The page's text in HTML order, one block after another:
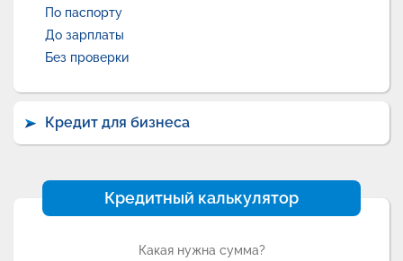
По паспорту
До зарплаты
Без проверки
Кредит для бизнеса
Кредитный калькулятор
Какая нужна сумма?